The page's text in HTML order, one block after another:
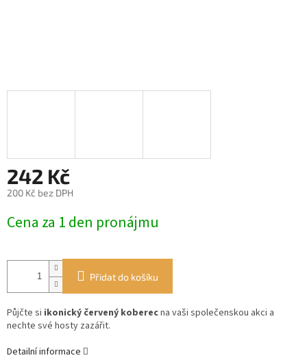
242 Kč
200 Kč bez DPH
cena:
Cena za 1 den pronájmu
Přidat do košíku
Půjčte si ikonický červený koberecna vaši společenskou akci a
nechte své hosty zazářit.
Detailní informace